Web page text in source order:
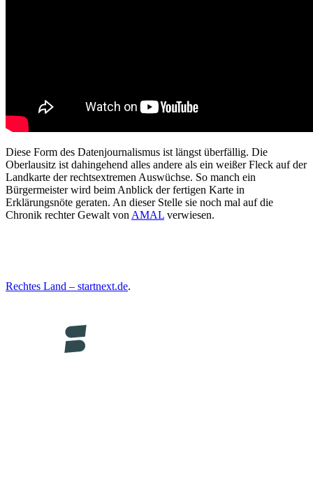
Diese Form des Datenjournalismus ist längst überfällig. Die
Oberlausitz ist dahingehend alles andere als ein weißer Fleck auf der
Landkarte der rechtsextremen Auswüchse. So manch ein
Bürgermeister wird beim Anblick der fertigen Karte in
Erklärungsnöte geraten. An dieser Stelle sie noch mal auf die
Chronik rechter Gewalt von AMAL verwiesen.
Rechtes Land – startnext.de.